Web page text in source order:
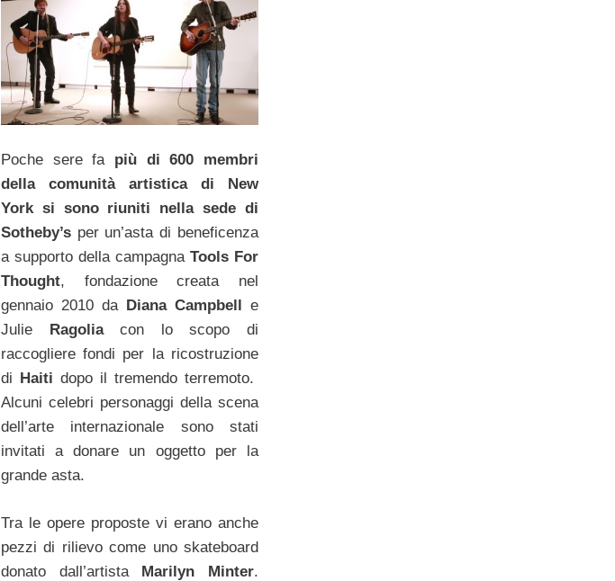
Poche sere fa più di 600 membri
della comunità artistica di New
York si sono riuniti nella sede di
Sotheby’s per un’asta di beneficenza
a supporto della campagna Tools For
Thought, fondazione creata nel
gennaio 2010 da Diana Campbell e
Julie
Ragoliacon lo scopo di
raccogliere fondi per la ricostruzione
di
Haiti dopo il tremendo terremoto.
Alcuni celebri personaggi della scena
dell’arte internazionale sono stati
invitati a donare un oggetto per la
grande asta.
Tra le opere proposte vi erano anche
pezzi di rilievo come uno skateboard
donato dall’artista Marilyn Minter.